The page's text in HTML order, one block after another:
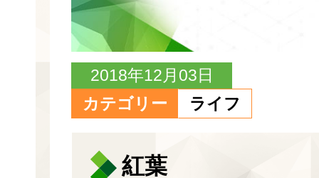
2018年12月03日
カテゴリー
ライフ
紅葉